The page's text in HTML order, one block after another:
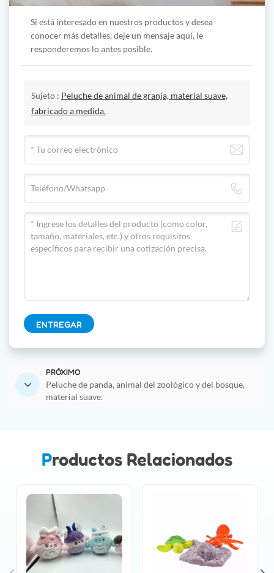
Si está interesado en nuestros productos y desea
conocer más detalles, deje un mensaje aquí, le
responderemos lo antes posible.
Sujeto : Peluche de animal de granja, material suave,
fabricado a medida.
ENTREGAR
PRÓXIMO
Peluche de panda, animal del zoológico y del bosque,
material suave.
Productos Relacionados